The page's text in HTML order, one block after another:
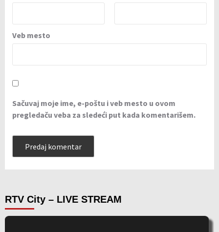
Veb mesto
Sačuvaj moje ime, e-poštu i veb mesto u ovom
pregledaču veba za sledeći put kada komentarišem.
RTV City – LIVE STREAM